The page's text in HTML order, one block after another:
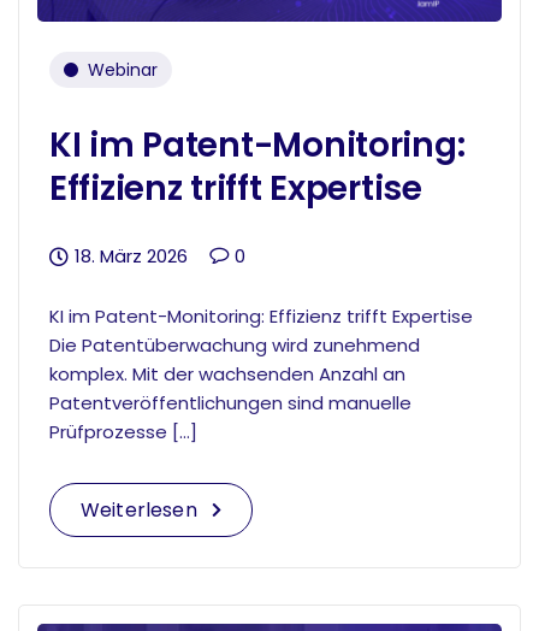
Webinar
KI im Patent-Monitoring:
Effizienz trifft Expertise
18. März 2026 0
KI im Patent-Monitoring: Effizienz trifft Expertise
Die Patentüberwachung wird zunehmend
komplex. Mit der wachsenden Anzahl an
Patentveröffentlichungen sind manuelle
Prüfprozesse […]
Weiterlesen